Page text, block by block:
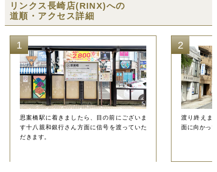
リンクス長崎店(RINX)への
道順・アクセス詳細
1
思案橋駅に着きましたら、目の前にございま
す十八親和銀行さん方面に信号を渡っていた
だきます。
2
渡り終えま
面に向かっ